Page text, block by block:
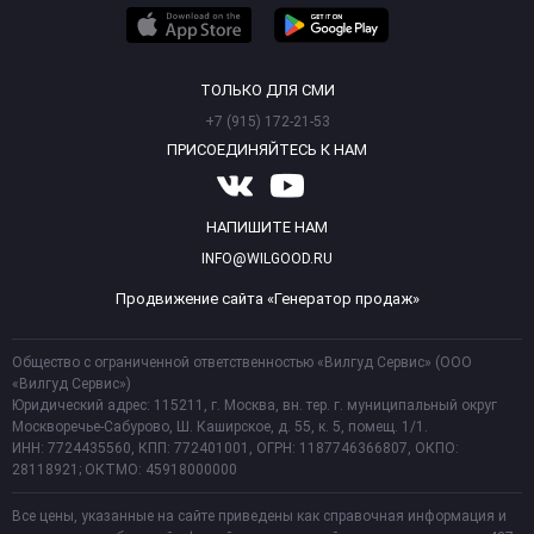
ТОЛЬКО ДЛЯ СМИ
+7 (915) 172-21-53
ПРИСОЕДИНЯЙТЕСЬ К НАМ
НАПИШИТЕ НАМ
INFO@WILGOOD.RU
Продвижение сайта «Генератор продаж»
Общество с ограниченной ответственностью «Вилгуд Сервис» (ООО
«Вилгуд Сервис»)
Юридический адрес: 115211, г. Москва, вн. тер. г. муниципальный округ
Москворечье-Сабурово, Ш. Каширское, д. 55, к. 5, помещ. 1/1.
ИНН: 7724435560, КПП: 772401001, ОГРН: 1187746366807, ОКПО:
28118921; ОКТМО: 45918000000
Все цены, указанные на сайте приведены как справочная информация и